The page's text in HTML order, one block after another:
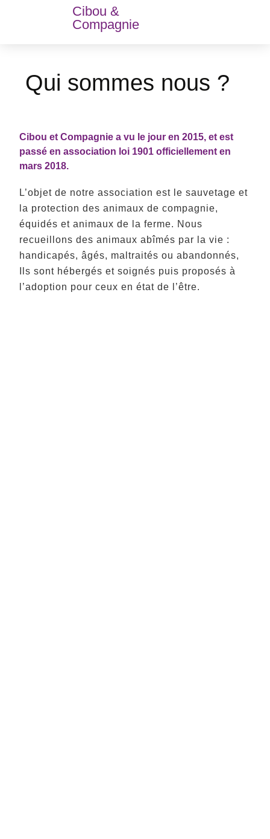
Cibou &
Compagnie
Qui sommes nous ?
Cibou et Compagnie a vu le jour en 2015, et est
passé en association loi 1901 officiellement en
mars 2018.
L’objet de notre association est le sauvetage et
la protection des animaux de compagnie,
équidés et animaux de la ferme. Nous
recueillons des animaux abîmés par la vie :
handicapés, âgés, maltraités ou abandonnés,
Ils sont hébergés et soignés puis proposés à
l’adoption pour ceux en état de l’être.